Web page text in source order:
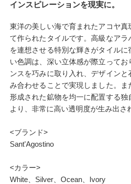
かたなび
すまいリング 設
Q＆A 販
お気に入り
インスピレーションを現実に。
東洋の美しい海で育まれたアコヤ
て作られたタイルです。高級なアラ
を連想させる特別な輝きがタイルに
い色調は、深い立体感が際立って
ンスを巧みに取り入れ、デザインと
み合わせることで実現しました。ま
形成された鉱物を均一に配置する独
より、非常に高い透明度が生み出さ
<ブランド>
Sant'Agostino
<カラー>
White、Silver、Ocean、Ivory